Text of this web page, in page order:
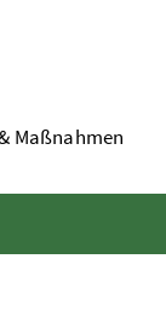
Maßnahmen